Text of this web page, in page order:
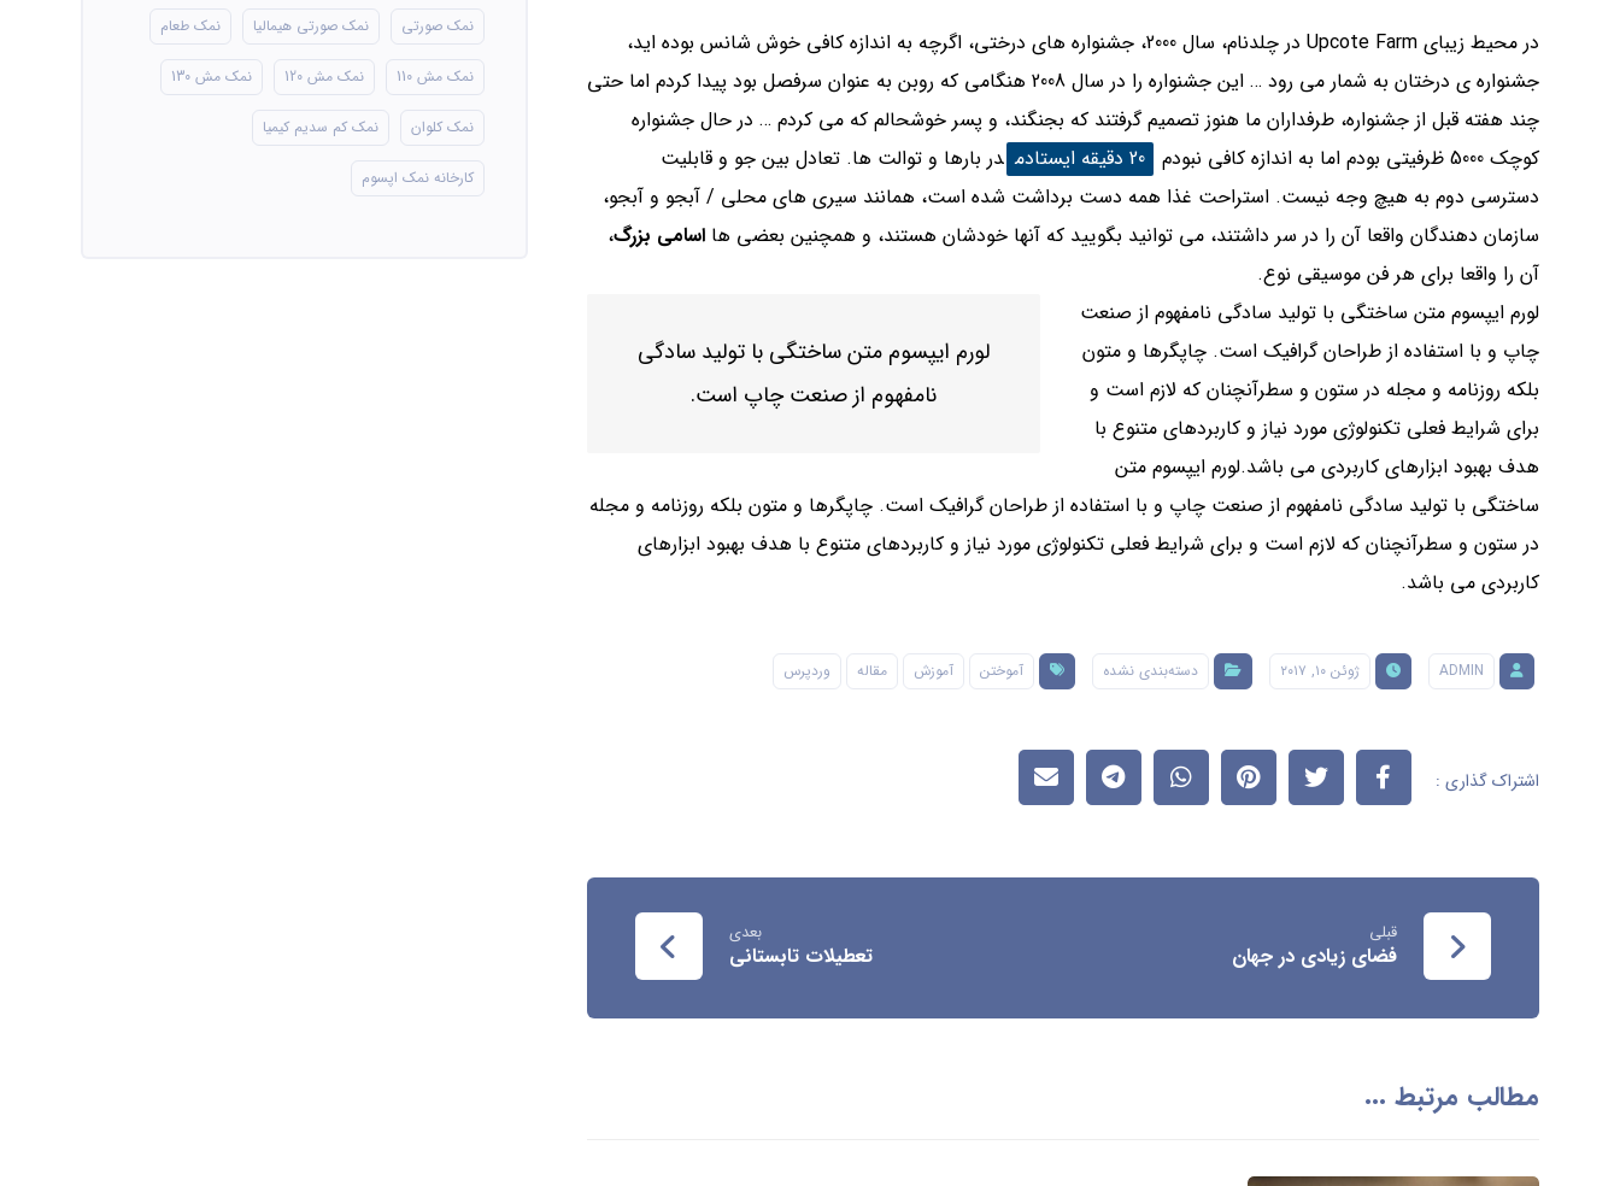
در محیط زیبای Upcote Farm در چلدنام، سال 2000، جشنواره های درختی، اگرچه به اندازه کافی خوش شانس بوده اید،
جشنواره ی درختان به شمار می رود … این جشنواره را در سال 2008 هنگامی که روبن به عنوان سرفصل بود پیدا کردم اما حتی
چند هفته قبل از جشنواره، طرفداران ما هنوز تصمیم گرفتند که بجنگند، و پسر خوشحالم که می کردم … در حال جشنواره
کوچک 5000 ظرفیتی بودم اما به اندازه کافی نبودم
20 دقیقه ایستادم
در بارها و توالت ها. تعادل بین جو و قابلیت
دسترسی دوم به هیچ وجه نیست. استراحت غذا همه دست برداشت شده است، همانند سیری های محلی / آبجو و آبجو،
سازمان دهندگان واقعا آن را در سر داشتند، می توانید بگویید که آنها خودشان هستند، و همچنین بعضی هااسامی بزرگ،
آن را واقعا برای هر فن موسیقی نوع.
لورم ایپسوم متن ساختگی با تولید سادگی
نامفهوم از صنعت چاپ است.
لورم ایپسوم متن ساختگی با تولید سادگی نامفهوم از صنعت
چاپ و با استفاده از طراحان گرافیک است. چاپگرها و متون
بلکه روزنامه و مجله در ستون و سطرآنچنان که لازم است و
برای شرایط فعلی تکنولوژی مورد نیاز و کاربردهای متنوع با
هدف بهبود ابزارهای کاربردی می باشد.لورم ایپسوم متن
ساختگی با تولید سادگی نامفهوم از صنعت چاپ و با استفاده از طراحان گرافیک است. چاپگرها و متون بلکه روزنامه و مجله
در ستون و سطرآنچنان که لازم است و برای شرایط فعلی تکنولوژی مورد نیاز و کاربردهای متنوع با هدف بهبود ابزارهای
کاربردی می باشد.
ADMIN ژوئن ۱۰, ۲۰۱۷ دسته‌بندی نشده آموختن آموزش مقاله وردپرس
قبلی
فضای زیادی در جهان
بعدی
تعطیلات تابستانی
مطالب مرتبط ...
نمک صورتی نمک صورتی هیمالیا نمک طعام
نمک مش 110 نمک مش 120 نمک مش 130
نمک کلوان نمک کم سدیم کیمیا
کارخانه نمک اپسوم